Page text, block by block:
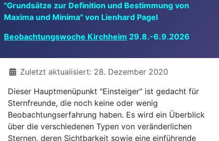
"Grundsätze zur Definition und Bestimmung von
Maxima und Minima" von Lienhard Pagel
Beobachtungswoche Kirchheim 29.8.-6.9.2026
DetailsZuletzt aktualisiert: 28. Dezember 2020
Dieser Hauptmenüpunkt "Einsteiger" ist gedacht für
Sternfreunde, die noch keine oder wenig
Beobachtungserfahrung haben. Es wird ein Überblick
über die verschiedenen Typen von veränderlichen
Sternen, deren Sichtbarkeit sowie eine einführende